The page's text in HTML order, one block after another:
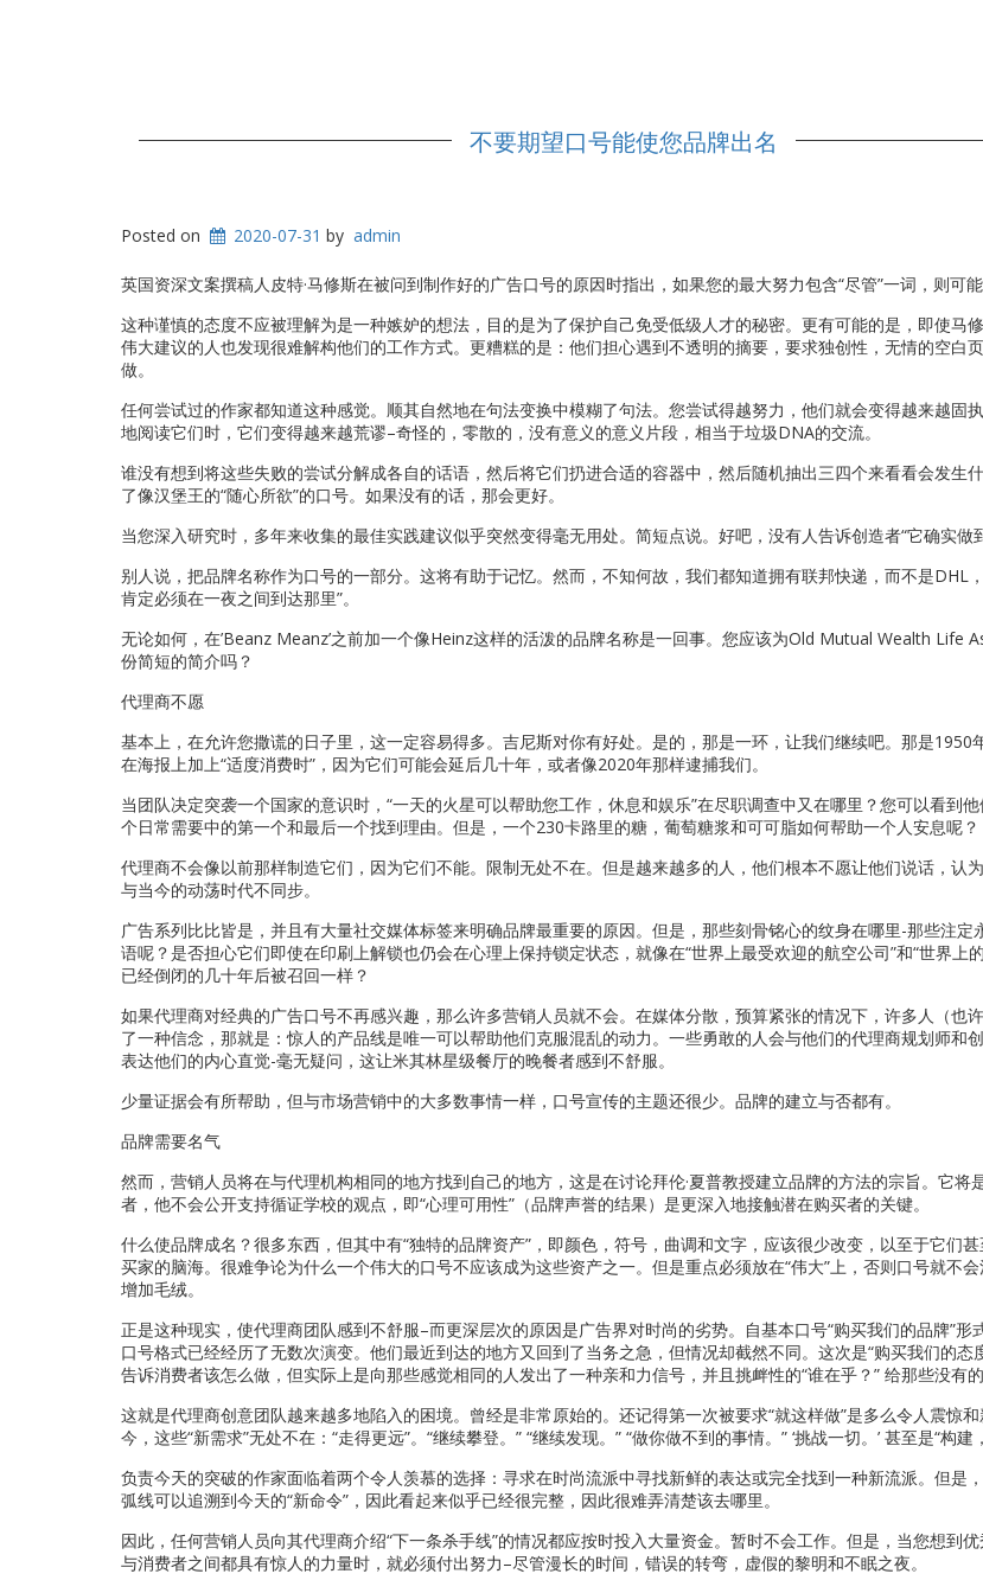
不要期望口号能使您品牌出名
Posted on 2020-07-31 by admin
英国资深文案撰稿人皮特·马修斯在被问到制作好的广告口号的原因时指出，如果您的最大努力包含“尽管”一词，则可能
这种谨慎的态度不应被理解为是一种嫉妒的想法，目的是为了保护自己免受低级人才的秘密。更有可能的是，即使马
伟大建议的人也发现很难解构他们的工作方式。更糟糕的是：他们担心遇到不透明的摘要，要求独创性，无情的空白
做。
任何尝试过的作家都知道这种感觉。顺其自然地在句法变换中模糊了句法。您尝试得越努力，他们就会变得越来越固
地阅读它们时，它们变得越来越荒谬–奇怪的，零散的，没有意义的意义片段，相当于垃圾DNA的交流。
谁没有想到将这些失败的尝试分解成各自的话语，然后将它们扔进合适的容器中，然后随机抽出三四个来看看会发生
了像汉堡王的“随心所欲”的口号。如果没有的话，那会更好。
当您深入研究时，多年来收集的最佳实践建议似乎突然变得毫无用处。简短点说。好吧，没有人告诉创造者“它确实做
别人说，把品牌名称作为口号的一部分。这将有助于记忆。然而，不知何故，我们都知道拥有联邦快递，而不是DHL
肯定必须在一夜之间到达那里”。
无论如何，在’Beanz Meanz’之前加一个像Heinz这样的活泼的品牌名称是一回事。您应该为Old Mutual Wealth Life
份简短的简介吗？
代理商不愿
基本上，在允许您撒谎的日子里，这一定容易得多。吉尼斯对你有好处。是的，那是一环，让我们继续吧。那是1950
在海报上加上“适度消费时”，因为它们可能会延后几十年，或者像2020年那样逮捕我们。
当团队决定突袭一个国家的意识时，“一天的火星可以帮助您工作，休息和娱乐”在尽职调查中又在哪里？您可以看到
个日常需要中的第一个和最后一个找到理由。但是，一个230卡路里的糖，葡萄糖浆和可可脂如何帮助一个人安息呢？
代理商不会像以前那样制造它们，因为它们不能。限制无处不在。但是越来越多的人，他们根本不愿让他们说话，认
与当今的动荡时代不同步。
广告系列比比皆是，并且有大量社交媒体标签来明确品牌最重要的原因。但是，那些刻骨铭心的纹身在哪里-那些注定
语呢？是否担心它们即使在印刷上解锁也仍会在心理上保持锁定状态，就像在“世界上最受欢迎的航空公司”和“世界上
已经倒闭的几十年后被召回一样？
如果代理商对经典的广告口号不再感兴趣，那么许多营销人员就不会。在媒体分散，预算紧张的情况下，许多人（也
了一种信念，那就是：惊人的产品线是唯一可以帮助他们克服混乱的动力。一些勇敢的人会与他们的代理商规划师和
表达他们的内心直觉-毫无疑问，这让米其林星级餐厅的晚餐者感到不舒服。
少量证据会有所帮助，但与市场营销中的大多数事情一样，口号宣传的主题还很少。品牌的建立与否都有。
品牌需要名气
然而，营销人员将在与代理机构相同的地方找到自己的地方，这是在讨论拜伦·夏普教授建立品牌的方法的宗旨。它将
者，他不会公开支持循证学校的观点，即“心理可用性”（品牌声誉的结果）是更深入地接触潜在购买者的关键。
什么使品牌成名？很多东西，但其中有“独特的品牌资产”，即颜色，符号，曲调和文字，应该很少改变，以至于它们
买家的脑海。很难争论为什么一个伟大的口号不应该成为这些资产之一。但是重点必须放在“伟大”上，否则口号就不
增加毛绒。
正是这种现实，使代理商团队感到不舒服–而更深层次的原因是广告界对时尚的劣势。自基本口号“购买我们的品牌”形
口号格式已经经历了无数次演变。他们最近到达的地方又回到了当务之急，但情况却截然不同。这次是“购买我们的态
告诉消费者该怎么做，但实际上是向那些感觉相同的人发出了一种亲和力信号，并且挑衅性的“谁在乎？” 给那些没有的
这就是代理商创意团队越来越多地陷入的困境。曾经是非常原始的。还记得第一次被要求“就这样做”是多么令人震惊
今，这些“新需求”无处不在：“走得更远”。“继续攀登。” “继续发现。” “做你做不到的事情。” ‘挑战一切。’ 甚至是“构建
负责今天的突破的作家面临着两个令人羡慕的选择：寻求在时尚流派中寻找新鲜的表达或完全找到一种新流派。但是
弧线可以追溯到今天的“新命令”，因此看起来似乎已经很完整，因此很难弄清楚该去哪里。
因此，任何营销人员向其代理商介绍“下一条杀手线”的情况都应按时投入大量资金。暂时不会工作。但是，当您想到
与消费者之间都具有惊人的力量时，就必须付出努力–尽管漫长的时间，错误的转弯，虚假的黎明和不眠之夜。